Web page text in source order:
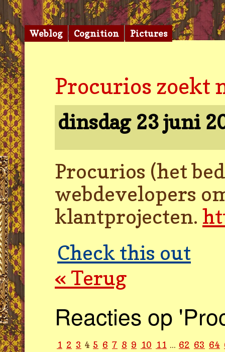
Procurios zoekt
dinsdag 23 juni
Procurios (het
webdevelopers
klantprojecten.
Check this out
« Terug
Reacties op
1 2 3 4 5 6 7 8 9 10 11 ... 62 63 64
Weblog Cognition Pictures